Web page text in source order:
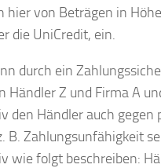
hier von Beträgen in
die UniCredit, ein.
durch ein
Händler Z und Firma A
den Händler auch
B. Zahlungsunfähigkeit
wie folgt beschreiben: